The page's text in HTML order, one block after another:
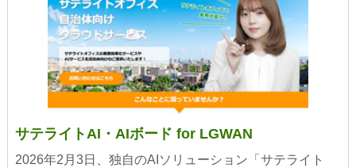
サテライトAI・AIボード for LGWAN
2026年2月3日、独自のAIソリューション「サテライト